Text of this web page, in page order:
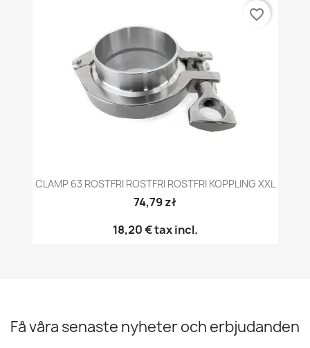
CLAMP 63 ROSTFRI ROSTFRI ROSTFRI KOPPLING XXL
74,79 zł
18,20 €tax incl.
favorite_border
Få våra senaste nyheter och erbjudanden